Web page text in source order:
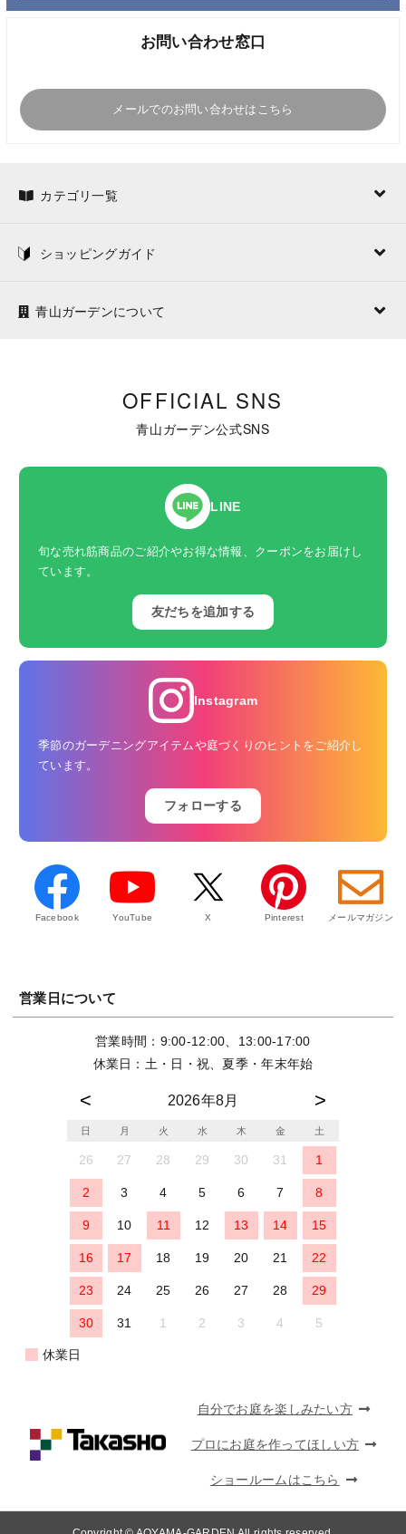
お問い合わせ窓口
メールでのお問い合わせはこちら
カテゴリ一覧
ショッピングガイド
青山ガーデンについて
OFFICIAL SNS
青山ガーデン公式SNS
LINE
旬な売れ筋商品のご紹介やお得な情報、クーポンをお届けし
ています。
友だちを追加する
Instagram
季節のガーデニングアイテムや庭づくりのヒントをご紹介し
ています。
フォローする
Facebook YouTube X Pinterest メールマガジン
営業日について
営業時間：9:00-12:00、13:00-17:00
休業日：土・日・祝、夏季・年末年始
2026年8月
日 月 火 水 木 金 土
26 27 28 29 30 31 1
2 3 4 5 6 7 8
9 10 11 12 13 14 15
16 17 18 19 20 21 22
23 24 25 26 27 28 29
30 31 1 2 3 4 5
休業日
自分でお庭を楽しみたい方
プロにお庭を作ってほしい方
ショールームはこちら